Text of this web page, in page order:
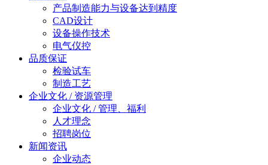
产品制造能力与设备达到精度
CAD设计
设备操作技术
电气仪控
品质保证
检验试车
制造工艺
企业文化 / 资源管理
企业文化 / 管理、福利
人才理念
招聘岗位
新闻资讯
企业动态